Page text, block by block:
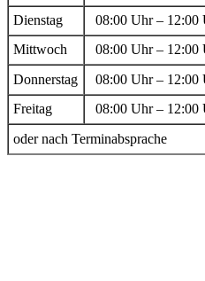
Dienstag
08:00 Uhr – 12:00
Mittwoch
08:00 Uhr – 12:00
Donnerstag
08:00 Uhr – 12:00
Freitag
08:00 Uhr – 12:00
oder nach Terminabsprache